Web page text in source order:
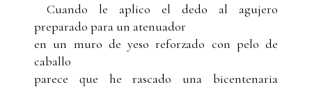
Cuando le aplico el dedo al agujero
preparado para un atenuador
en un muro de yeso reforzado con pelo de
caballo
parece que he rascado una bicentenaria